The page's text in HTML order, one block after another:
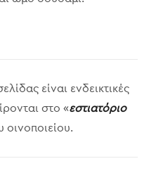
είναι ενδεικτικές
στο «εστιατόριο
οινοποιείου.